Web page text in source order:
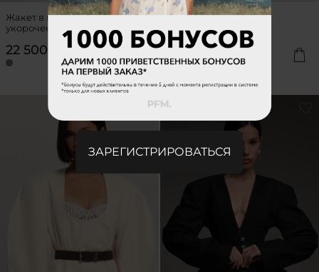
Жакет в полоску
укороченный
22 500 ₽
Пиджак макси
35 900 ₽
ЗАРЕГИСТРИРОВАТЬСЯ